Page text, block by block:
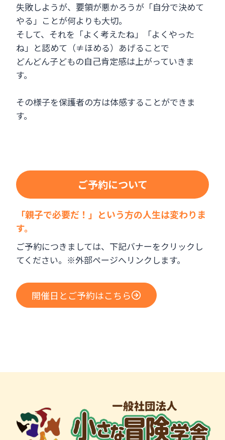
失敗しようが、要領が悪かろうが「自分で決めて
やる」ことが何よりも大切。
そして、それを「よく考えたね」「よくやった
ね」と認めて（≠ほめる）あげることで
どんどん子どもの自己肯定感は上がっていきま
す。
その様子を保護者の方は体感することができま
す。
ご予約について
「親子で必要だ！」という方の人生は変わりま
す。
ご予約につきましては、下記バナーをクリックし
てください。※外部ページへリンクします。
開催日とご予約はこちら